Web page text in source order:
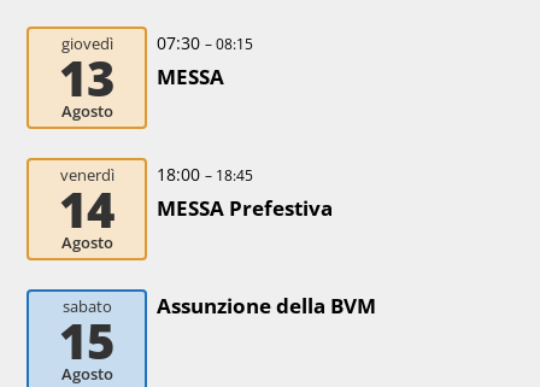
giovedì
13
Agosto
07:30 – 08:15
MESSA
venerdì
14
Agosto
18:00 – 18:45
MESSA Prefestiva
sabato
15
Agosto
Assunzione della BVM